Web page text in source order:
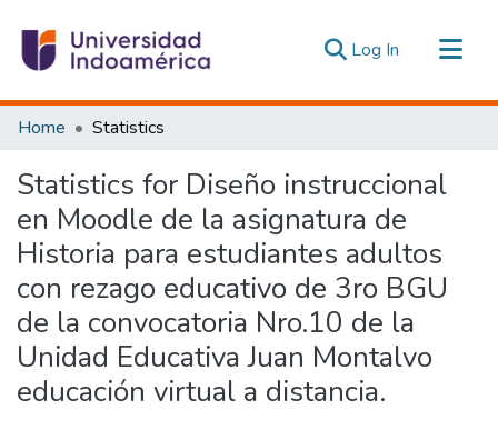
Log In (current)
Communities & Collections
Estadísticas Externas
Home Statistics
Statistics for Diseño instruccional
en Moodle de la asignatura de
Historia para estudiantes adultos
con rezago educativo de 3ro BGU
de la convocatoria Nro.10 de la
Unidad Educativa Juan Montalvo
educación virtual a distancia.